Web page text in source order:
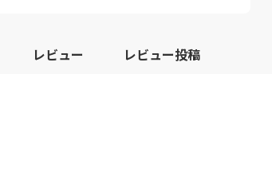
レビュー レビュー投稿